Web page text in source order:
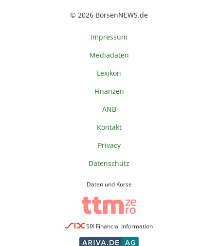
© 2026 BörsenNEWS.de
Impressum
Mediadaten
Lexikon
Finanzen
ANB
Kontakt
Privacy
Datenschutz
Daten und Kurse
SIX Financial Information